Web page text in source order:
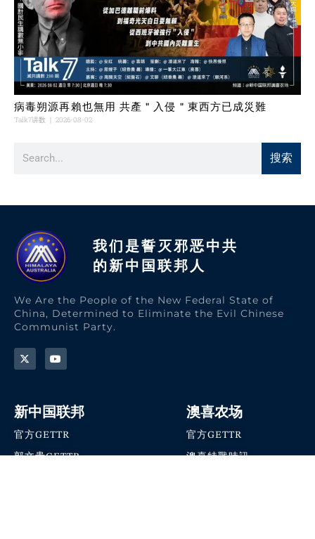
病毒朔源再賴也無用 共產＂入侵＂東西方已成災難
Talk7讲数 2026-08-02
搜索
我们是誓灭邪恶中共
的新中国联邦人​
We Are the People of the New Federal State of
China, Determined to Eliminate the Evil Chinese
Communist Party.
新中国联邦
官方GETTR
郭文贵GETTR
澳喜农场
官方GETTR
澳喜特戰時訊